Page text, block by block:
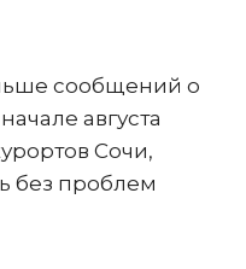
сообщений о
августа
Сочи,
без проблем